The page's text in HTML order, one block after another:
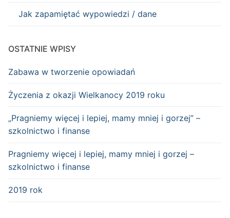
Jak zapamiętać wypowiedzi / dane
OSTATNIE WPISY
Zabawa w tworzenie opowiadań
Życzenia z okazji Wielkanocy 2019 roku
„Pragniemy więcej i lepiej, mamy mniej i gorzej” –
szkolnictwo i finanse
Pragniemy więcej i lepiej, mamy mniej i gorzej –
szkolnictwo i finanse
2019 rok